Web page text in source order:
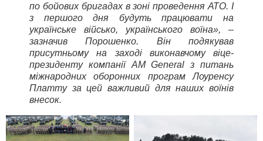
по бойових бригадах в зоні проведення АТО. І
з першого дня будуть працювати на
українське військо, українського воїна», –
зазначив Порошенко. Він подякував
присутньому на заході виконавчому віце-
президенту компанії AM General з питань
міжнародних оборонних програм Лоуренсу
Платту за цей важливий для наших воїнів
внесок.